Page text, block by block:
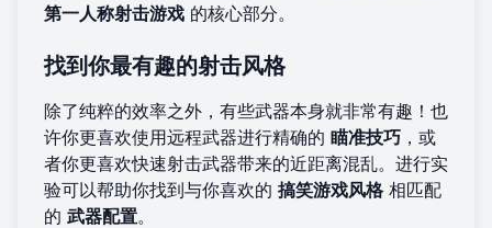
第一人称射击游戏 的核心部分。
找到你最有趣的射击风格
除了纯粹的效率之外，有些武器本身就非常有趣！也
许你更喜欢使用远程武器进行精确的 瞄准技巧 ，或
者你更喜欢快速射击武器带来的近距离混乱。进行实
验可以帮助你找到与你喜欢的 搞笑游戏风格相匹配
的 武器配置。